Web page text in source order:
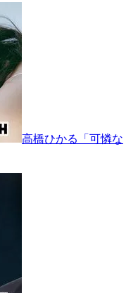
高橋ひかる「可憐な